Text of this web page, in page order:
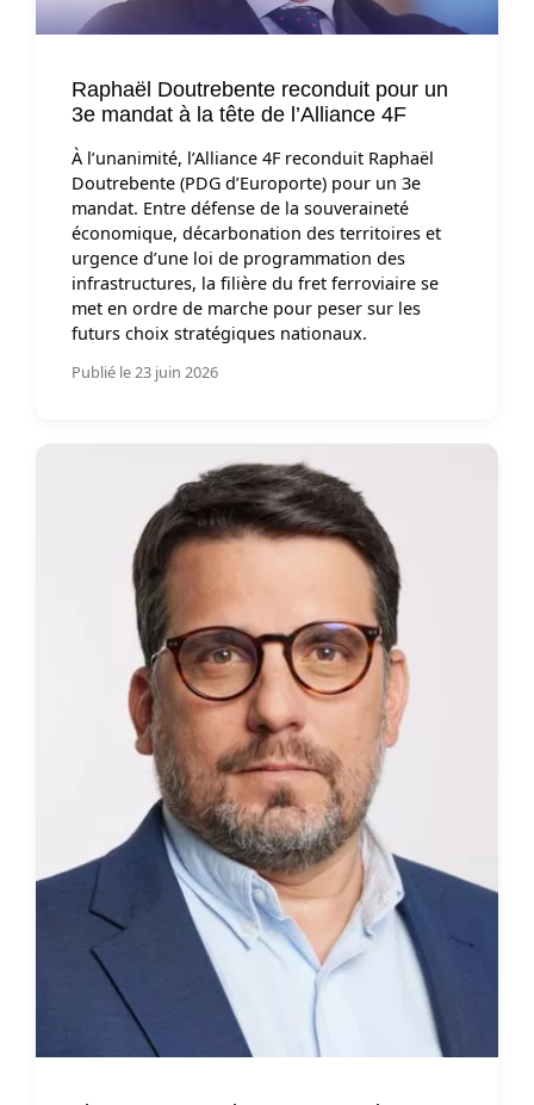
Raphaël Doutrebente reconduit pour un
3e mandat à la tête de l’Alliance 4F
À l’unanimité, l’Alliance 4F reconduit Raphaël
Doutrebente (PDG d’Europorte) pour un 3e
mandat. Entre défense de la souveraineté
économique, décarbonation des territoires et
urgence d’une loi de programmation des
infrastructures, la filière du fret ferroviaire se
met en ordre de marche pour peser sur les
futurs choix stratégiques nationaux.
Publié le 23 juin 2026